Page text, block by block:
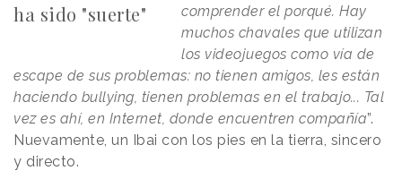
ha sido "suerte"
comprender el porqué. Hay
muchos chavales que utilizan
los videojuegos como vía de
escape de sus problemas: no tienen amigos, les están
haciendo bullying, tienen problemas en el trabajo... Tal
vez es ahí, en Internet, donde encuentren compañía”.
Nuevamente, un Ibai con los pies en la tierra, sincero
y directo.